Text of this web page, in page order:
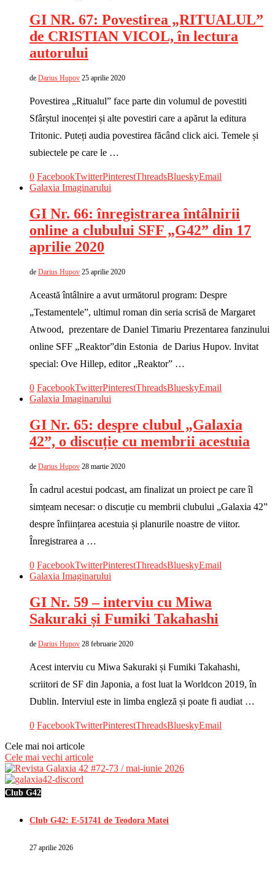
GI NR. 67: Povestirea „RITUALUL”
de CRISTIAN VICOL, în lectura
autorului
de Darius Hupov 25 aprilie 2020
Povestirea „Ritualul” face parte din volumul de povestiti
Sfârștul inocenței și alte povestiri care a apărut la editura
Tritonic. Puteți audia povestirea făcând click aici. Temele și
subiectele pe care le …
0 FacebookTwitterPinterestThreadsBlueskyEmail
Galaxia Imaginarului
GI Nr. 66: înregistrarea întâlnirii
online a clubului SFF „G42” din 17
aprilie 2020
de Darius Hupov 25 aprilie 2020
Această întâlnire a avut următorul program: Despre
„Testamentele”, ultimul roman din seria scrisă de Margaret
Atwood, prezentare de Daniel Timariu Prezentarea fanzinului
online SFF „Reaktor”din Estonia de Darius Hupov. Invitat
special: Ove Hillep, editor „Reaktor” …
0 FacebookTwitterPinterestThreadsBlueskyEmail
Galaxia Imaginarului
GI Nr. 65: despre clubul „Galaxia
42”, o discuție cu membrii acestuia
de Darius Hupov 28 martie 2020
În cadrul acestui podcast, am finalizat un proiect pe care îl
simțeam necesar: o discuție cu membrii clubului „Galaxia 42”
despre înființarea acestuia și planurile noastre de viitor.
Înregistrarea a …
0 FacebookTwitterPinterestThreadsBlueskyEmail
Galaxia Imaginarului
GI Nr. 59 – interviu cu Miwa
Sakuraki și Fumiki Takahashi
de Darius Hupov 28 februarie 2020
Acest interviu cu Miwa Sakuraki și Fumiki Takahashi,
scriitori de SF din Japonia, a fost luat la Worldcon 2019, în
Dublin. Interviul este in limba engleză și poate fi audiat …
0 FacebookTwitterPinterestThreadsBlueskyEmail
Cele mai noi articole
Cele mai vechi articole
Club G42
Club G42: E-51741 de Teodora Matei
27 aprilie 2026